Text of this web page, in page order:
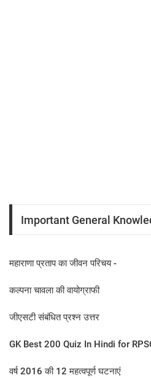
Important General
महाराणा प्रताप का जीवन प‍रिचय -
कल्‍पना चावला की वायोग्राफी
जीएसटी संबंधित प्रश्न उत्तर
GK Best 200 Quiz In Hindi for
वर्ष 2016 की 12 महत्‍वपूर्ण घटनाएं